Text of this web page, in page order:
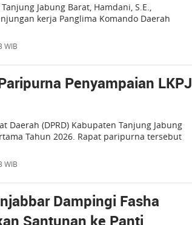
Jabung Barat, Hamdani, S.E.,
kerja Panglima Komando Daerah
WIB
Penyampaian LKPJ
Daerah (DPRD) Kabupaten Tanjung Jabung
Tahun 2026. Rapat paripurna tersebut
WIB
Dampingi Fasha